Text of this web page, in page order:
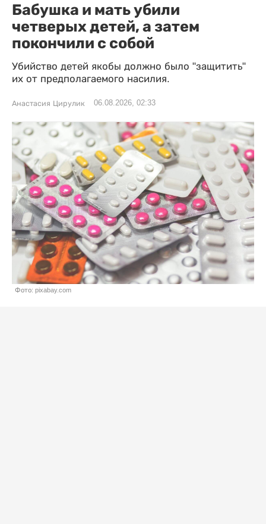
Бабушка и мать убили
четверых детей, а затем
покончили с собой
Убийство детей якобы должно было "защитить"
их от предполагаемого насилия.
Анастасия Цирулик 06.08.2026, 02:33
Фото: pixabay.com